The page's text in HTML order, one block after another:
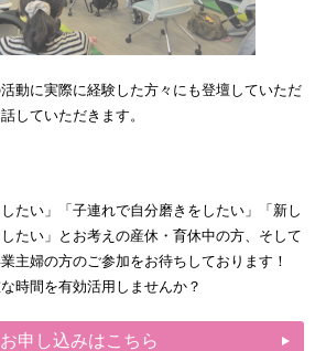
動に実際に経験した方々にも登壇していただ
していただきます。
たい」「子連れで自分磨きをしたい」「新し
たい」とお考えの産休・育休中の方、そして
主婦の方のご参加をお待ちしております！
時間を有効活用しませんか？
お申し込みはこちら